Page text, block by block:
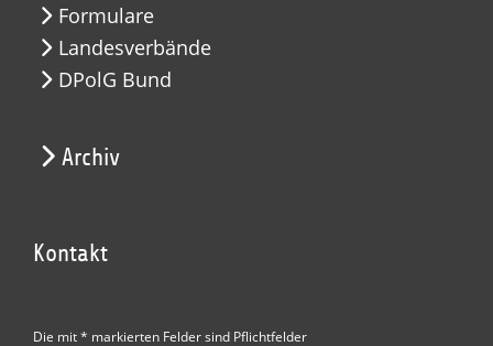
Formulare
Landesverbände
DPolG Bund
Archiv
Kontakt
Die mit * markierten Felder sind Pflichtfelder